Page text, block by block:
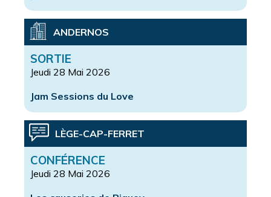
ANDERNOS
SORTIE
Jeudi 28 Mai 2026
Jam Sessions du Love
LÈGE-CAP-FERRET
CONFÉRENCE
Jeudi 28 Mai 2026